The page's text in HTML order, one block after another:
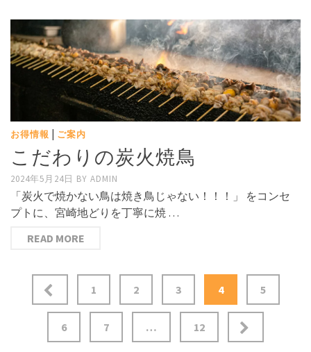
お得情報 | ご案内
こだわりの炭火焼鳥
2024年5月24日 BY ADMIN
「炭火で焼かない鳥は焼き鳥じゃない！！！」 をコンセ
プトに、宮崎地どりを丁寧に焼 …
READ MORE
投
稿
1 2 3 4 5
6 7 … 12